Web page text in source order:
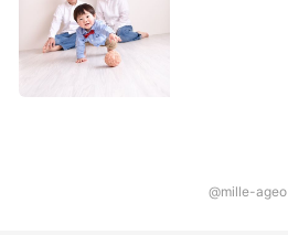
@mille-ageo